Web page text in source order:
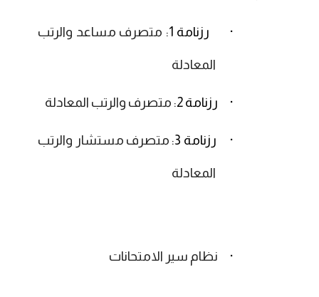
· رزنامة 1: متصرف مساعد والرتب
المعادلة
· رزنامة 2: متصرف والرتب المعادلة
· رزنامة 3: متصرف مستشار والرتب
المعادلة
· نظام سير الامتحانات